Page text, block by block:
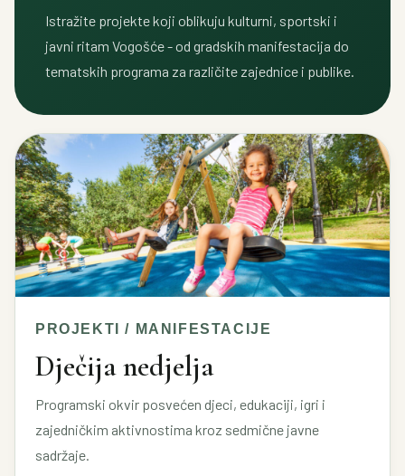
Istražite projekte koji oblikuju kulturni, sportski i
javni ritam Vogošće - od gradskih manifestacija do
tematskih programa za različite zajednice i publike.
PROJEKTI / MANIFESTACIJE
Dječija nedjelja
Programski okvir posvećen djeci, edukaciji, igri i
zajedničkim aktivnostima kroz sedmične javne
sadržaje.